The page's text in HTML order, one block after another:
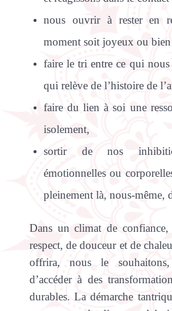
nous ouvrir à rester en
moment soit joyeux ou
faire le tri entre ce qui nous
qui relève de l’histoire de
faire du lien à soi une
isolement,
sortir de nos
émotionnelles ou
pleinement là, nous-même,
Dans un climat de confiance,
respect, de douceur et de
offrira, nous le
d’accéder à des
durables. La démarche